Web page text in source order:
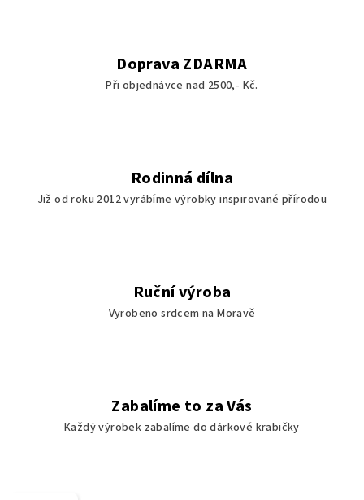
Doprava ZDARMA
Při objednávce nad 2500,- Kč.
Rodinná dílna
Již od roku 2012 vyrábíme výrobky inspirované přírodou
Ruční výroba
Vyrobeno srdcem na Moravě
Zabalíme to za Vás
Každý výrobek zabalíme do dárkové krabičky